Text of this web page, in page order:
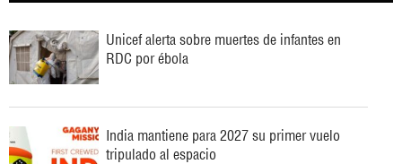
Unicef alerta sobre muertes de infantes en
RDC por ébola
India mantiene para 2027 su primer vuelo
tripulado al espacio